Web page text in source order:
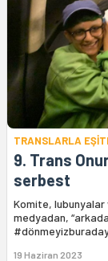
TRANSLARLA
9. Trans
serbest
Komite, lubunyalar
medyadan,
19 Haziran 2023